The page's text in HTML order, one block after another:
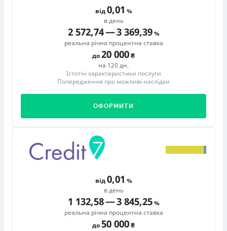
від0,01
в день
2 572,74—3 369,39
реальна річна процентна ставка
до20 000
на 120 дн.
Істотні характеристики послуги
Попередження про можливі наслідки
ОФОРМИТИ
від0,01
в день
1 132,58—3 845,25
реальна річна процентна ставка
до50 000